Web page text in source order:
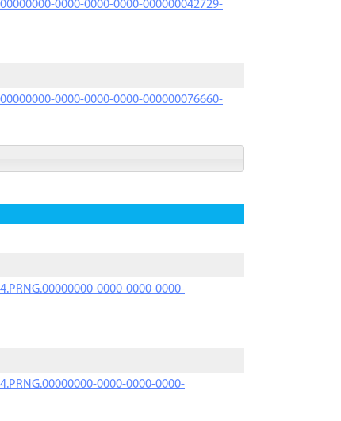
0000-0000-0000-000000042729-
0000-0000-0000-000000076660-
0000-0000-0000-
0000-0000-0000-